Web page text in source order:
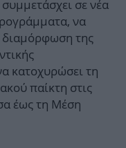
σε νέα
να
διαμόρφωση της
κατοχυρώσει τη
παίκτη στις
έως τη Μέση